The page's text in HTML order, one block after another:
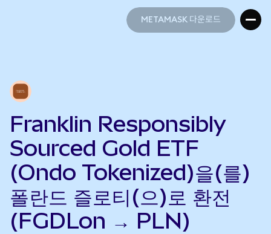
METAMASK 다운로드
Franklin Responsibly
Sourced Gold ETF
(Ondo Tokenized)을(를)
폴란드 즐로티(으)로 환전
(FGDLon → PLN)